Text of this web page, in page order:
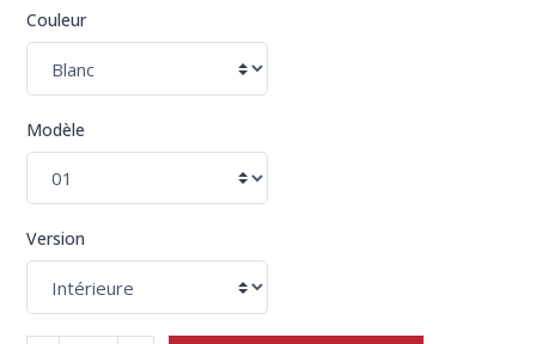
Couleur
Modèle
Version